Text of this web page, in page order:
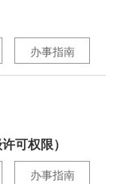
办事指南
可权限）
办事指南